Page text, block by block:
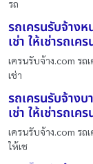
รถ
รถเครนรับจ้าง
เช่า ให้เช่ารถเค
เครนรับจ้าง.com รถ
เช่า
รถเครนรับจ้างบ
เช่า ให้เช่ารถเค
เครนรับจ้าง.com รถ
ให้เช